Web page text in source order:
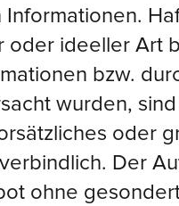
oder ideeller Art
bzw.
wurden,
oder
Der
ohne